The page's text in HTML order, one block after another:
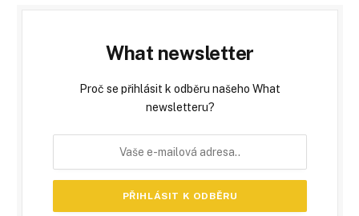
What newsletter
Proč se přihlásit k odběru našeho What
newsletteru?